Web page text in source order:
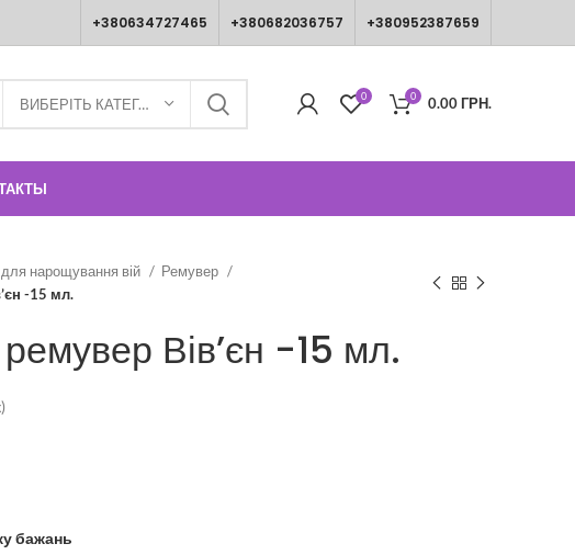
+380634727465 +380682036757 +380952387659
ВИБЕРІТЬ КАТЕГОРІЮ 0 0 0.00ГРН.
нарощування вій
Ремувер
-15 мл.
Вів’єн -15 мл.
бажань